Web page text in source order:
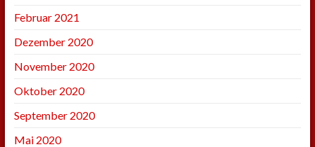
Februar 2021
Dezember 2020
November 2020
Oktober 2020
September 2020
Mai 2020